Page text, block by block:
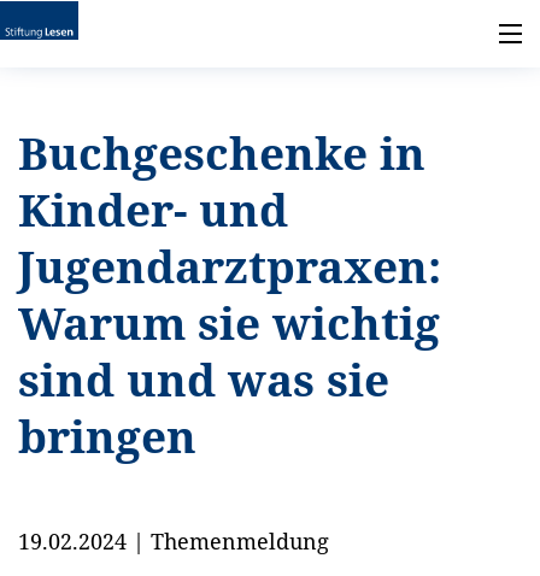
Buchgeschenke in
Kinder- und
Jugendarztpraxen:
Warum sie wichtig
sind und was sie
bringen
19.02.2024 | Themenmeldung